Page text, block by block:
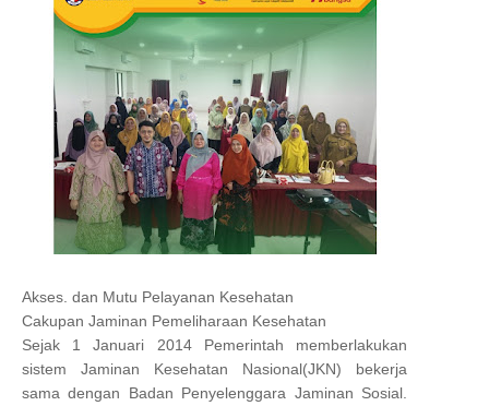
Akses. dan Mutu Pelayanan Kesehatan
Cakupan Jaminan Pemeliharaan Kesehatan
Sejak 1 Januari 2014 Pemerintah memberlakukan
sistem Jaminan Kesehatan Nasional(JKN) bekerja
sama dengan Badan Penyelenggara Jaminan Sosial.